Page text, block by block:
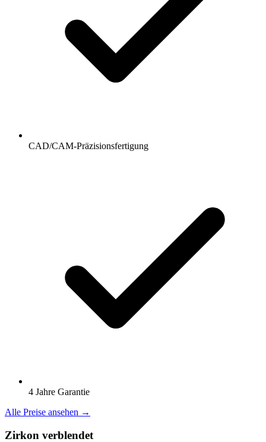
CAD/CAM-Präzisionsfertigung
4 Jahre Garantie
Alle Preise ansehen →
Zirkon verblendet